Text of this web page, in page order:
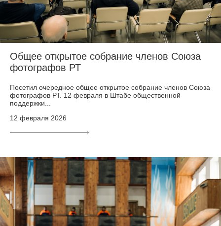
Общее открытое собрание членов Союза
фотографов РТ
Посетил очередное общее открытое собрание членов Союза
фотографов РТ. 12 февраля в Штабе общественной
поддержки...
12 февраля 2026